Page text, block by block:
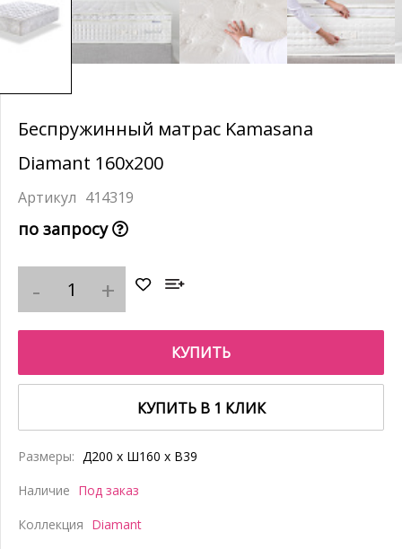
Беспружинный матрас Kamasana
Diamant 160x200
414319
по запросу
КУПИТЬ
КУПИТЬ В 1 КЛИК
Размеры: Д200 x Ш160 x В39
Наличие Под заказ
Коллекция Diamant